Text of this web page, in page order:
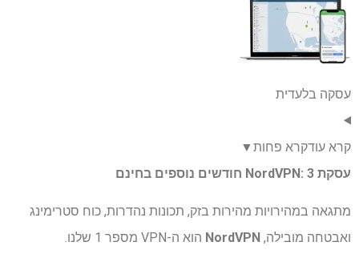
עסקה בלעדית
קרא עודקרא פחות▼
עסקת NordVPN: 3 חודשים נוספים בחינם
מתגאה במהירויות מהירות בזק, תכונות נהדרות, כוח סטרימינג
ואבטחה מובילה, NordVPN הוא ה-VPN מספר 1 שלנו.